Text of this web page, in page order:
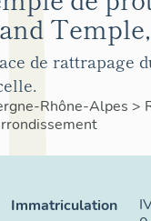
de rattrapage
Rhône-Alpes >
Immatriculation